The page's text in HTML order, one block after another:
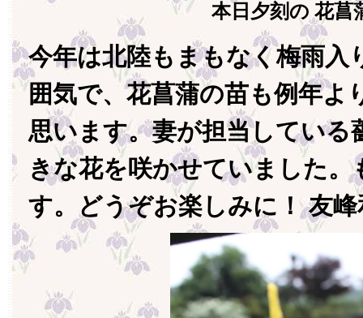
本日夕刻の 花菖
今年は北陸もまもなく梅雨入
囲気で、花菖蒲の苗も例年よ
思います。妻が担当している
きな花を咲かせていました。
す。どうぞお楽しみに！ 友